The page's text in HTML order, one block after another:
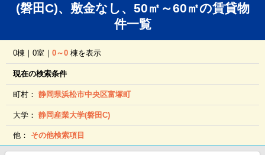
(磐田C)、敷金なし、50㎡～60㎡の賃貸物
件一覧
0棟｜0室｜0～0 棟を表示
現在の検索条件
町村：静岡県浜松市中央区富塚町
大学：静岡産業大学(磐田C)
他： その他検索項目